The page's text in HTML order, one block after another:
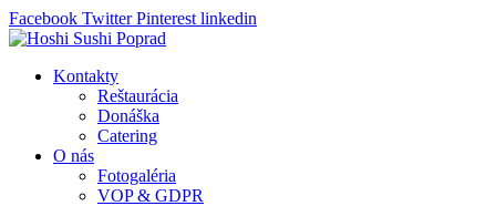
Facebook Twitter Pinterest linkedin
Kontakty
Reštaurácia
Donáška
Catering
O nás
Fotogaléria
VOP & GDPR